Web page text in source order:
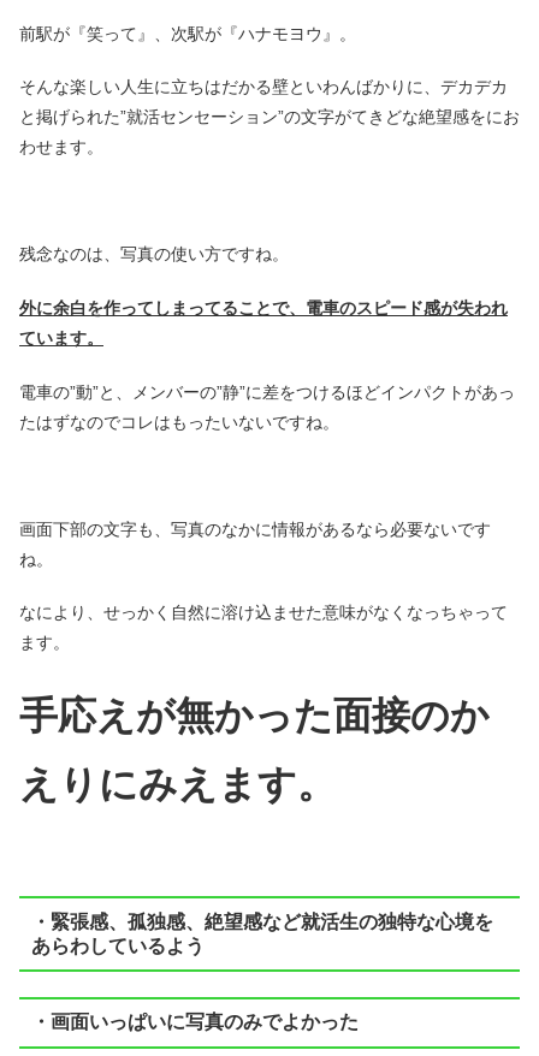
前駅が『笑って』、次駅が『ハナモヨウ』。
そんな楽しい人生に立ちはだかる壁といわんばかりに、デカデカ
と掲げられた”就活センセーション”の文字がてきどな絶望感をにお
わせます。
残念なのは、写真の使い方ですね。
外に余白を作ってしまってることで、電車のスピード感が失われ
ています。
電車の”動”と、メンバーの”静”に差をつけるほどインパクトがあっ
たはずなのでコレはもったいないですね。
画面下部の文字も、写真のなかに情報があるなら必要ないです
ね。
なにより、せっかく自然に溶け込ませた意味がなくなっちゃって
ます。
手応えが無かった面接のか
えりにみえます。
・緊張感、孤独感、絶望感など就活生の独特な心境を
あらわしているよう
・画面いっぱいに写真のみでよかった